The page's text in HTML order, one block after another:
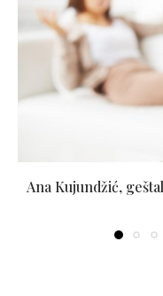
Ana Kujundžić,